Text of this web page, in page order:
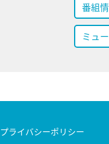
番組
ミュ
プライバシーポリシー